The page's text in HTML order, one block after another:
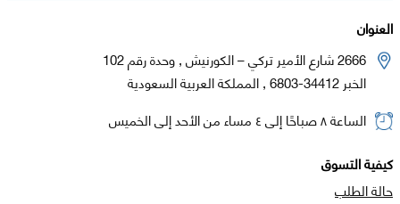
العنوان
2666 شارع الأمير تركي – الكورنيش , وحدة رقم 102
الخبر 34412-6803 , المملكة العربية السعودية
الساعة ٨ صباحًا إلى ٤ مساء من الأحد إلى الخميس
كيفية التسوق
حالة الطلب